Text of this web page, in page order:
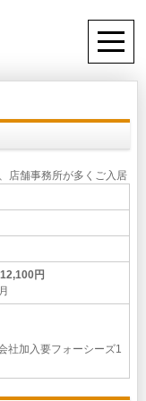
店舗事務所が多くご入居
円
社加入要フォーシーズ1